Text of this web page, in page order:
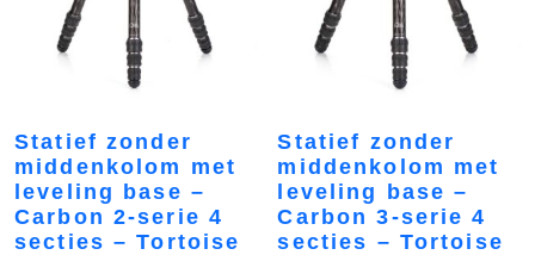
Statief zonder
middenkolom met
leveling base –
Carbon 2-serie 4
secties – Tortoise
Statief zonder
middenkolom met
leveling base –
Carbon 3-serie 4
secties – Tortoise